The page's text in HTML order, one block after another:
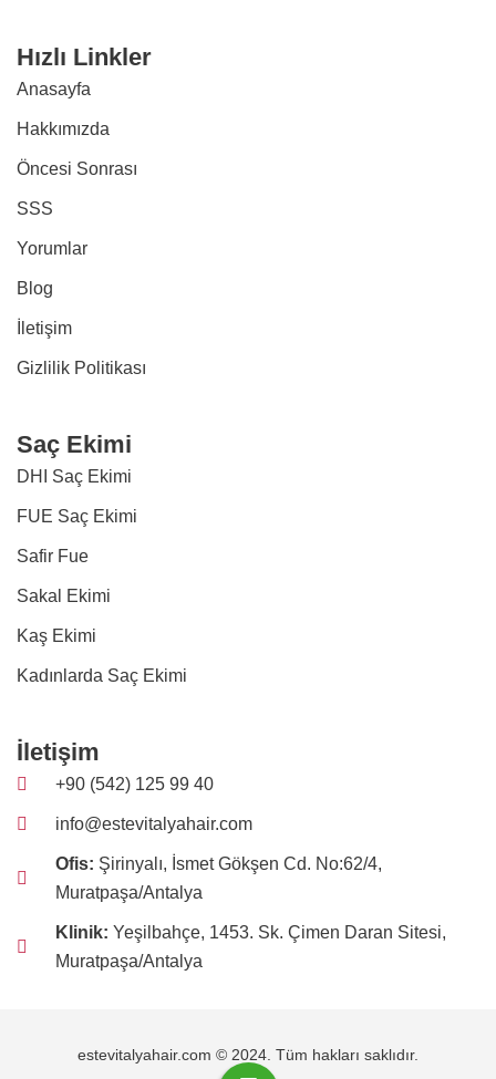
Hızlı Linkler
Anasayfa
Hakkımızda
Öncesi Sonrası
SSS
Yorumlar
Blog
İletişim
Gizlilik Politikası
Saç Ekimi
DHI Saç Ekimi
FUE Saç Ekimi
Safir Fue
Sakal Ekimi
Kaş Ekimi
Kadınlarda Saç Ekimi
İletişim
+90 (542) 125 99 40
info@estevitalyahair.com
Ofis: Şirinyalı, İsmet Gökşen Cd. No:62/4,
Muratpaşa/Antalya
Klinik: Yeşilbahçe, 1453. Sk. Çimen Daran Sitesi,
Muratpaşa/Antalya
estevitalyahair.com © 2024. Tüm hakları saklıdır.